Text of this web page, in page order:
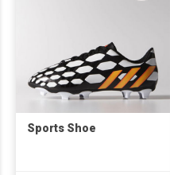
Sports Shoe